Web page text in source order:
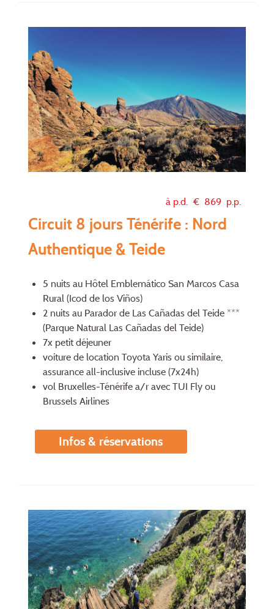
à p.d. € 869 p.p.
Circuit 8 jours Ténérife : Nord
Authentique & Teide
5 nuits au Hôtel Emblemático San Marcos Casa
Rural (Icod de los Viños)
2 nuits au Parador de Las Cañadas del Teide ***
(Parque Natural Las Cañadas del Teide)
7x petit déjeuner
voiture de location Toyota Yaris ou similaire,
assurance all-inclusive incluse (7x24h)
vol Bruxelles-Ténérife a/r avec TUI Fly ou
Brussels Airlines
Infos & réservations